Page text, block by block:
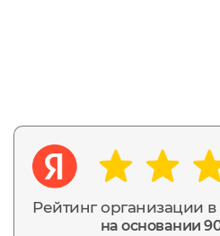
Рейтинг организации
на основании